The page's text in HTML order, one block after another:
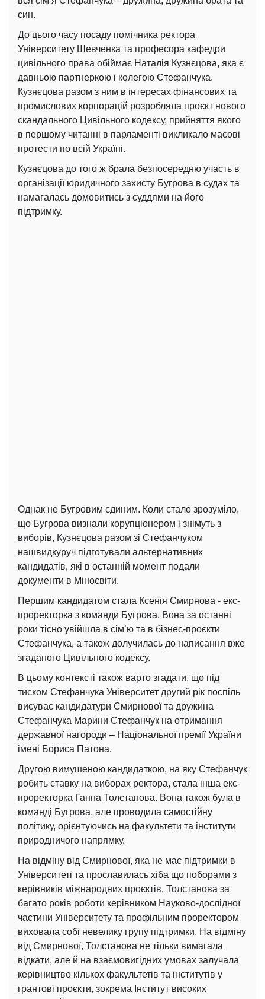
син.
До цього часу посаду помічника ректора
Університету Шевченка та професора кафедри
цивільного права обіймає Наталія Кузнєцова, яка є
давньою партнеркою і колегою Стефанчука.
Кузнєцова разом з ним в інтересах фінансових та
промислових корпорацій розробляла проєкт нового
скандального Цивільного кодексу, прийняття якого
в першому читанні в парламенті викликало масові
протести по всій Україні.
Кузнєцова до того ж брала безпосередню участь в
організації юридичного захисту Бугрова в судах та
намагалась домовитись з суддями на його
підтримку.
Однак не Бугровим єдиним. Коли стало зрозуміло,
що Бугрова визнали корупціонером і знімуть з
виборів, Кузнєцова разом зі Стефанчуком
нашвидкуруч підготували альтернативних
кандидатів, які в останній момент подали
документи в Міносвіти.
Першим кандидатом стала Ксенія Смирнова - екс-
проректорка з команди Бугрова. Вона за останні
роки тісно увійшла в сім’ю та в бізнес-проєкти
Стефанчука, а також долучилась до написання вже
згаданого Цивільного кодексу.
В цьому контексті також варто згадати, що під
тиском Стефанчука Університет другий рік поспіль
висуває кандидатури Смирнової та дружина
Стефанчука Марини Стефанчук на отримання
державної нагороди – Національної премії України
імені Бориса Патона.
Другою вимушеною кандидаткою, на яку Стефанчук
робить ставку на виборах ректора, стала інша екс-
проректорка Ганна Толстанова. Вона також була в
команді Бугрова, але проводила самостійну
політику, орієнтуючись на факультети та інститути
природничого напрямку.
На відміну від Смирнової, яка не має підтримки в
Університеті та прославилась хіба що поборами з
керівників міжнародних проєктів, Толстанова за
багато років роботи керівником Науково-дослідної
частини Університету та профільним проректором
виховала собі невелику групу підтримки. На відміну
від Смирнової, Толстанова не тільки вимагала
відкати, але й на взаємовигідних умовах залучала
керівництво кількох факультетів та інститутів у
грантові проєкти, зокрема Інститут високих